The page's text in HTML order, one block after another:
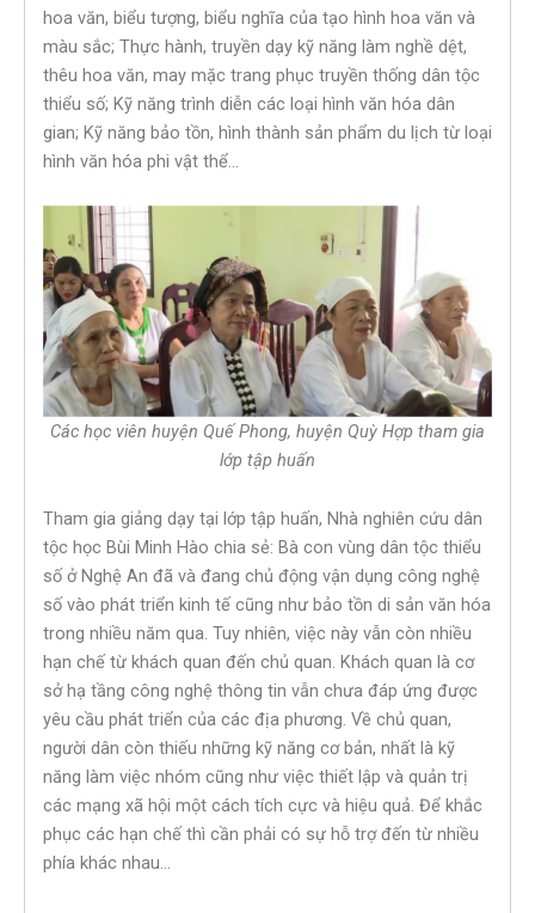
hoa văn, biểu tượng, biểu nghĩa của tạo hình hoa văn và
màu sắc; Thực hành, truyền dạy kỹ năng làm nghề dệt,
thêu hoa văn, may mặc trang phục truyền thống dân tộc
thiểu số; Kỹ năng trình diễn các loại hình văn hóa dân
gian; Kỹ năng bảo tồn, hình thành sản phẩm du lịch từ loại
hình văn hóa phi vật thể…
Các học viên huyện Quế Phong, huyện Quỳ Hợp tham gia
lớp tập huấn
Tham gia giảng dạy tại lớp tập huấn, Nhà nghiên cứu dân
tộc học Bùi Minh Hào chia sẻ: Bà con vùng dân tộc thiểu
số ở Nghệ An đã và đang chủ động vận dụng công nghệ
số vào phát triển kinh tế cũng như bảo tồn di sản văn hóa
trong nhiều năm qua. Tuy nhiên, việc này vẫn còn nhiều
hạn chế từ khách quan đến chủ quan. Khách quan là cơ
sở hạ tầng công nghệ thông tin vẫn chưa đáp ứng được
yêu cầu phát triển của các địa phương. Về chủ quan,
người dân còn thiếu những kỹ năng cơ bản, nhất là kỹ
năng làm việc nhóm cũng như việc thiết lập và quản trị
các mạng xã hội một cách tích cực và hiệu quả. Để khắc
phục các hạn chế thì cần phải có sự hỗ trợ đến từ nhiều
phía khác nhau…